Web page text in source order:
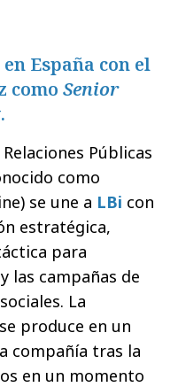
España con el
como Senior
.
Públicas
como
se une a LBi con
estratégica,
para
las campañas de
La
produce en un
compañía tras la
en un momento